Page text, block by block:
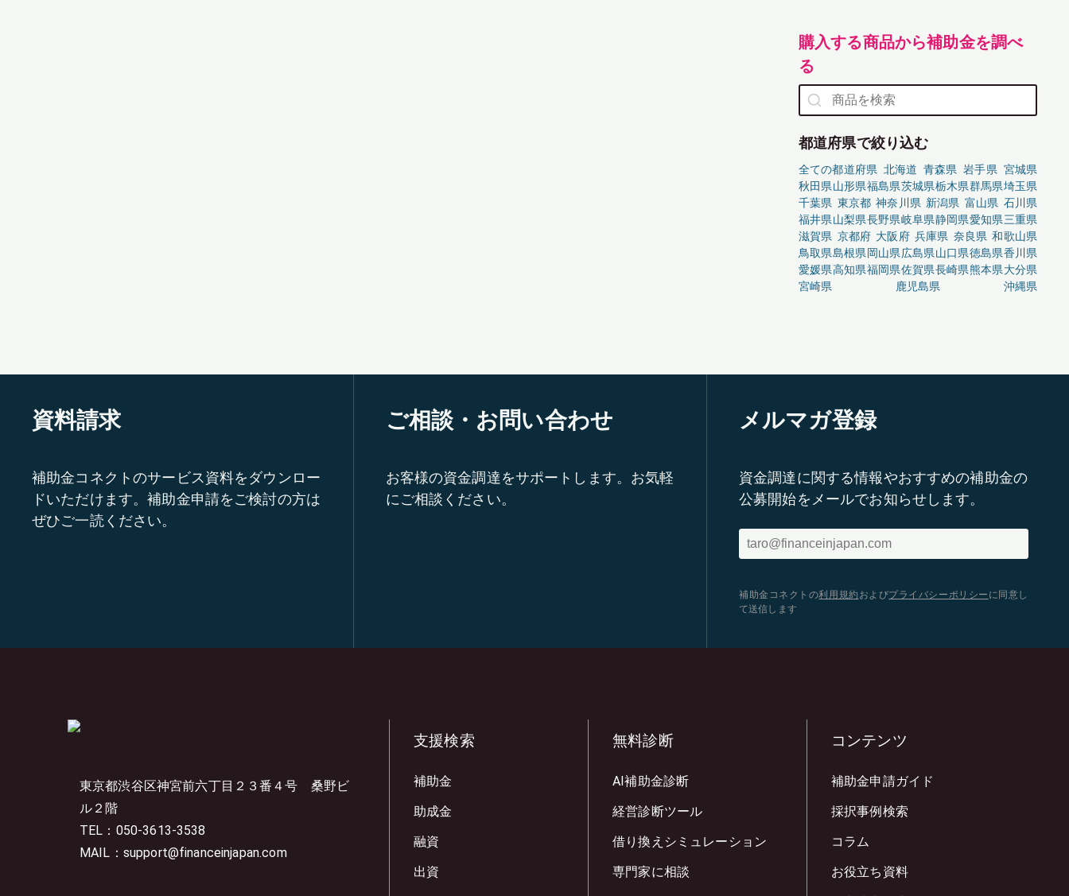
購入する商品から補助金を調べ
る
都道府県で絞り込む
全ての都道府県 北海道 青森県 岩手県 宮城県
秋田県山形県福島県茨城県栃木県群馬県埼玉県
千葉県 東京都 神奈川県 新潟県 富山県 石川県
福井県山梨県長野県岐阜県静岡県愛知県三重県
滋賀県 京都府 大阪府 兵庫県 奈良県 和歌山県
鳥取県島根県岡山県広島県山口県徳島県香川県
愛媛県高知県福岡県佐賀県長崎県熊本県大分県
宮崎県
鹿児島県 沖縄県
資料請求
補助金コネクトのサービス資料をダウンロー
ドいただけます。補助金申請をご検討の方は
ぜひご一読ください。
ご相談・お問い合わせ
お客様の資金調達をサポートします。お気軽
にご相談ください。
メルマガ登録
資金調達に関する情報やおすすめの補助金の
公募開始をメールでお知らせします。
補助金コネクトの利用規約 およびプライバシーポリシー に同意し
て送信します
東京都渋谷区神宮前六丁目２３番４号 桑野ビ
ル２階
TEL：050-3613-3538
MAIL：support@financeinjapan.com
支援検索
補助金
助成金
融資
出資
無料診断
AI補助金診断
経営診断ツール
借り換えシミュレーション
専門家に相談
コンテンツ
補助金申請ガイド
採択事例検索
コラム
お役立ち資料